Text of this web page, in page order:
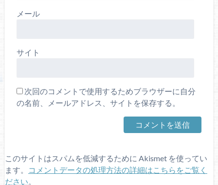
メール
サイト
次回のコメントで使用するためブラウザーに自分
の名前、メールアドレス、サイトを保存する。
このサイトはスパムを低減するために Akismet を使ってい
ます。
コメントデータの処理方法の詳細はこちらをご覧く
ださい。